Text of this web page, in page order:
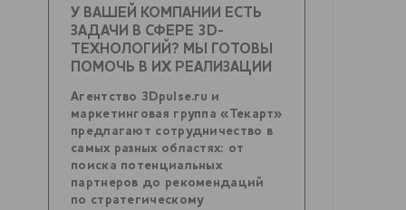
У ВАШЕЙ КОМПАНИИ ЕСТЬ
ЗАДАЧИ В СФЕРЕ 3D-
ТЕХНОЛОГИЙ? МЫ ГОТОВЫ
ПОМОЧЬ В ИХ РЕАЛИЗАЦИИ
Агентство 3Dpulse.ru и
маркетинговая группа «Текарт»
предлагают сотрудничество в
самых разных областях: от
поиска потенциальных
партнеров до рекомендаций
по стратегическому